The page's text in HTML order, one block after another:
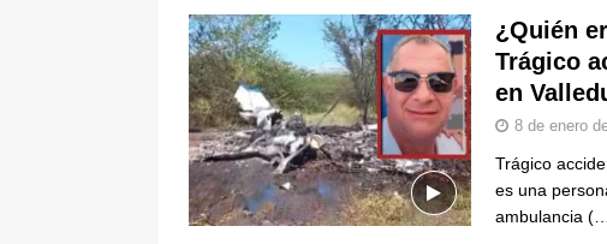
¿Quién
Trágico
en
8 de enero
Trágico
es una
ambulancia